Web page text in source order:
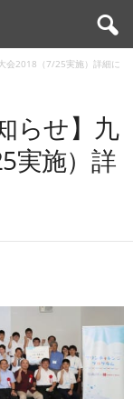
会2018（7/25実施）詳細に
らせ】九
実施）詳